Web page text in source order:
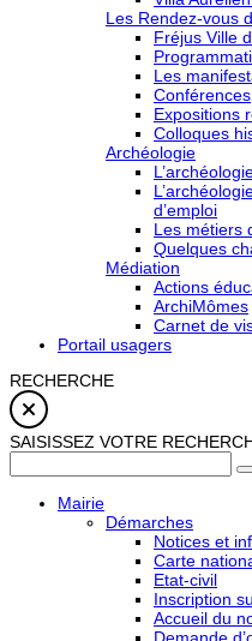
Les Rendez-vous
Fréjus Ville
Les
Conférences
Expositions
Colloques
Archéologie
d’emploi
Les métiers
Quelques
Médiation
Actions
ArchiMômes
Carnet de
Portail usagers
RECHERCHE
SAISISSEZ VOTRE
Mairie
Démarches
Notices et
Carte
Etat-civil
Inscription
Accueil du